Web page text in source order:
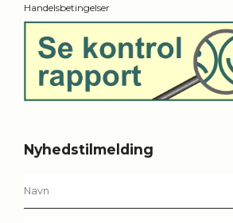
Handelsbetingelser
Nyhedstilmelding